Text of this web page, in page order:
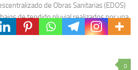
de Obras Sanitarias (EDOS)
de tendido pluvial realizados por una
una...
0